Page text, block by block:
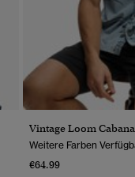
Vintage Loom
Weitere Farben
€64.99